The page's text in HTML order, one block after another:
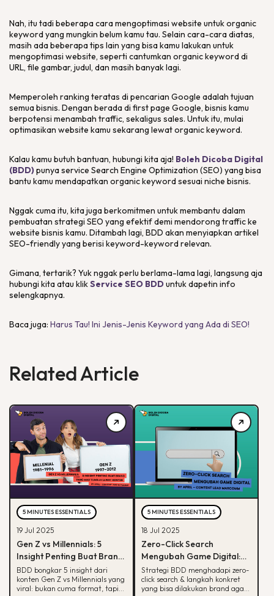
Nah, itu tadi beberapa cara mengoptimasi website untukorganic
keywordyang mungkin belum kamu tau. Selain cara-cara diatas,
masih ada beberapa tips lain yang bisa kamu lakukan untuk
mengoptimasi website, seperti cantumkan organic keyword di
URL, file gambar, judul, dan masih banyak lagi.
Memperoleh ranking teratas di pencarian Google adalah tujuan
semua bisnis. Dengan berada di first page Google, bisnis kamu
berpotensi menambah traffic, sekaligus sales. Untuk itu, mulai
optimasikan website kamu sekarang lewatorganic keyword.
Kalau kamu butuh bantuan, hubungi kita aja! Boleh Dicoba Digital
(BDD)punya service Search Engine Optimization (SEO) yang bisa
bantu kamu mendapatkan organic keywordsesuai niche bisnis.
Nggak cuma itu, kita juga berkomitmen untuk membantu dalam
pembuatan strategi SEO yang efektif demi mendorong trafficke
website bisnis kamu. Ditambah lagi, BDD akan menyiapkan artikel
SEO-friendlyyang berisi keyword-keywordrelevan.
Gimana, tertarik? Yuk nggak perlu berlama-lama lagi, langsung aja
hubungi kita atau klikService SEO BDDuntuk dapetin info
selengkapnya.
Baca juga: Harus Tau! Ini Jenis-Jenis Keyword yang Ada di SEO!
Related Article
5 MINUTES ESSENTIALS
19 Jul 2025
Gen Z vs Millennials: 5
Insight Penting Buat Brand
yang Mau Tumbuh Lewat
Konten
BDD bongkar 5 insight dari
konten Gen Z vs Millennials yang
viral: bukan cuma format, tapi
5 MINUTES ESSENTIALS
18 Jul 2025
Zero-Click Search
Mengubah Game Digital:
Begini Strategi BDD & Apa
yang Bisa Dilakukan Brand
Strategi BDD menghadapi zero-
click search & langkah konkret
yang bisa dilakukan brand agar